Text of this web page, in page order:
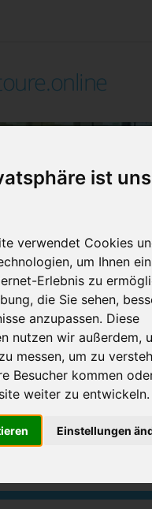
ist uns
verwendet Cookies
um Ihnen ein
Erlebnis zu
die Sie sehen,
anzupassen. Diese
nutzen wir außerdem,
messen, um zu
Besucher kommen
weiter zu entwickeln.
Einstellungen
Sie einen
uns gern eine persönliche